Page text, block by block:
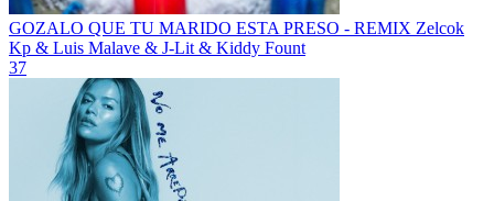
GOZALO QUE TU MARIDO ESTA PRESO - REMIX Zelcok
Kp & Luis Malave & J-Lit & Kiddy Fount
37